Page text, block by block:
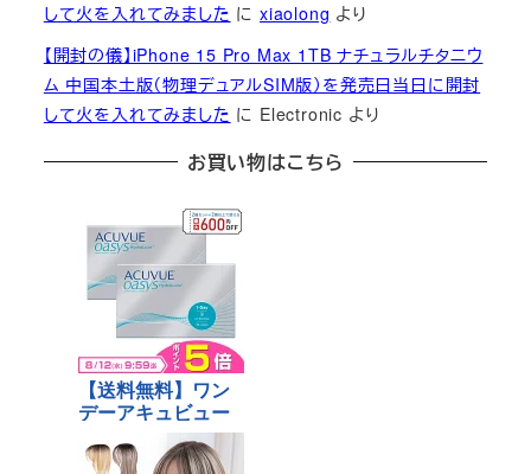
して火を入れてみました にxiaolong より
【開封の儀】iPhone 15 Pro Max 1TB ナチュラルチタニウ
ム 中国本土版（物理デュアルSIM版）を発売日当日に開封
して火を入れてみました に Electronic より
お買い物はこちら